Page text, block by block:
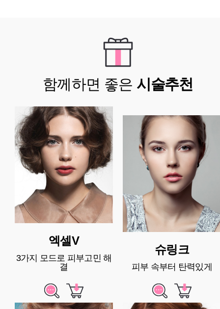
함께하면 좋은 시술추천
엑셀V
3가지 모드로 피부고민 해
결
슈링크
피부 속부터 탄력있게